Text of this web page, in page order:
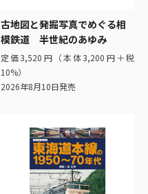
古地図と発掘写真でめぐる相
模鉄道 半世紀のあゆみ
定価3,520円（本体3,200円＋税
10%）
2026年8月10日発売